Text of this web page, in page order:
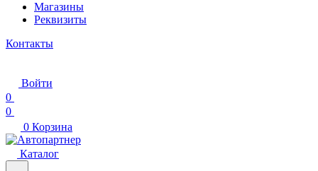
Магазины
Реквизиты
Контакты
Войти
0
0
0 Корзина
Каталог